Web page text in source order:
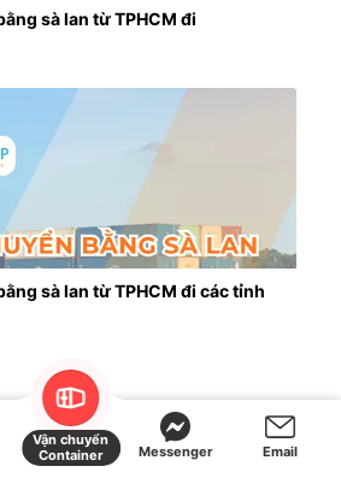
sà lan từ TPHCM đi
sà lan từ TPHCM đi các tỉnh
Vận chuyển
Container
Messenger Email